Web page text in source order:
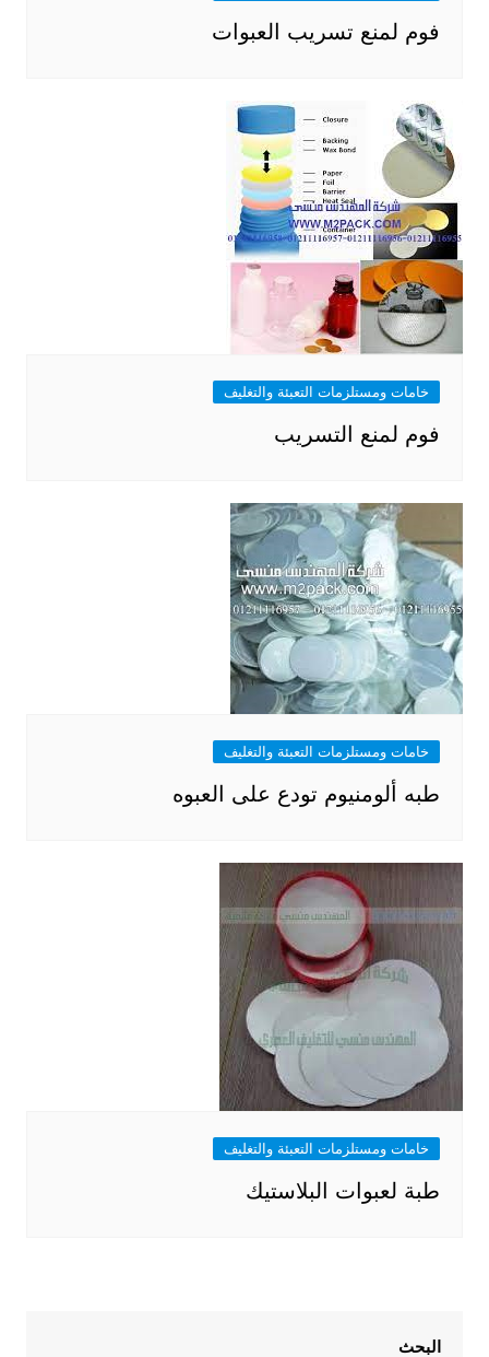
فوم لمنع تسريب العبوات
خامات ومستلزمات التعبئة والتغليف
فوم لمنع التسريب
خامات ومستلزمات التعبئة والتغليف
طبه ألومنيوم تودع على العبوه
خامات ومستلزمات التعبئة والتغليف
طبة لعبوات البلاستيك
البحث